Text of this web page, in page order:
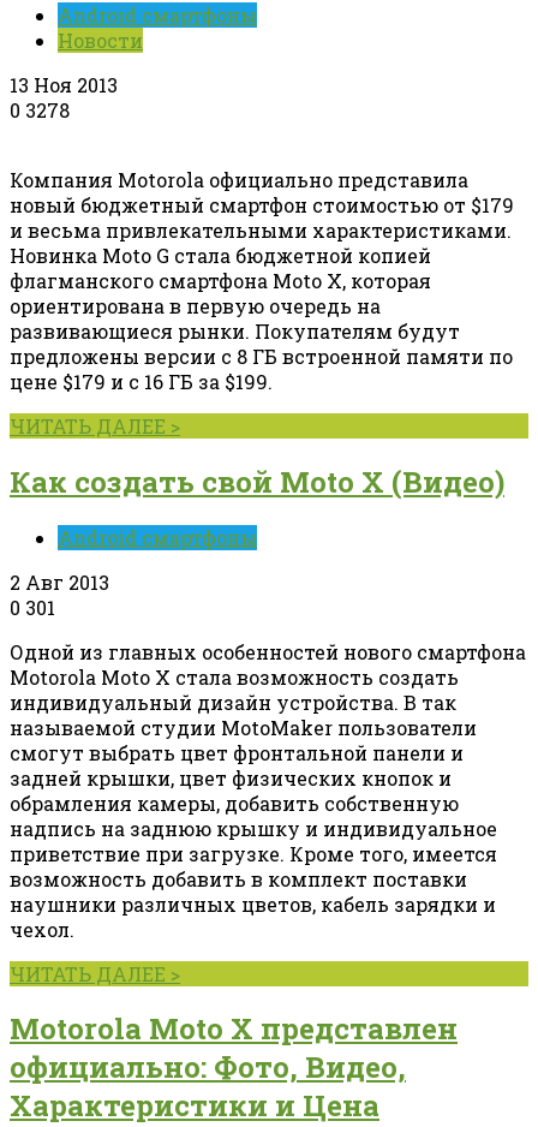
Android смартфоны
Новости
13 Ноя 2013
0 3278
Компания Motorola официально представила
новый бюджетный смартфон стоимостью от $179
и весьма привлекательными характеристиками.
Новинка Moto G стала бюджетной копией
флагманского смартфона Moto X, которая
ориентирована в первую очередь на
развивающиеся рынки. Покупателям будут
предложены версии с 8 ГБ встроенной памяти по
цене $179 и с 16 ГБ за $199.
ЧИТАТЬ ДАЛЕЕ >
Как создать свой Moto X (Видео)
Android смартфоны
2 Авг 2013
0 301
Одной из главных особенностей нового смартфона
Motorola Moto X стала возможность создать
индивидуальный дизайн устройства. В так
называемой студии MotoMaker пользователи
смогут выбрать цвет фронтальной панели и
задней крышки, цвет физических кнопок и
обрамления камеры, добавить собственную
надпись на заднюю крышку и индивидуальное
приветствие при загрузке. Кроме того, имеется
возможность добавить в комплект поставки
наушники различных цветов, кабель зарядки и
чехол.
ЧИТАТЬ ДАЛЕЕ >
Motorola Moto X представлен
официально: Фото, Видео,
Характеристики и Цена